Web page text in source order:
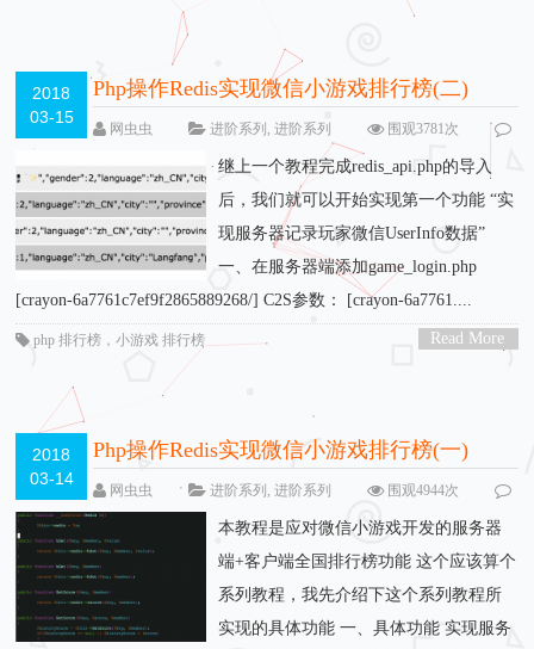
2018
03-15
Php操作Redis实现微信小游戏排行榜(二)
网虫虫 进阶系列 ,进阶系列
围观3781次
继上一个教程完成redis_api.php的导入
后，我们就可以开始实现第一个功能 “实
现服务器记录玩家微信UserInfo数据”
一、在服务器端添加game_login.php
[crayon-6a7761c7ef9f2865889268/] C2S参数： [crayon-6a7761....
Read More
php 排行榜 ，小游戏 排行榜
2018
03-14
Php操作Redis实现微信小游戏排行榜(一)
网虫虫 进阶系列 ,进阶系列
围观4944次
30 条评论
本教程是应对微信小游戏开发的服务器
端+客户端全国排行榜功能 这个应该算个
系列教程，我先介绍下这个系列教程所
实现的具体功能 一、具体功能 实现服务